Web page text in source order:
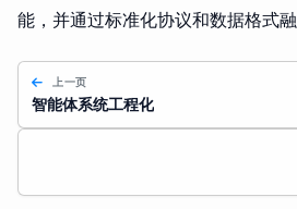
能，并通过标准化协议和数据格式融
上一页
智能体系统工程化